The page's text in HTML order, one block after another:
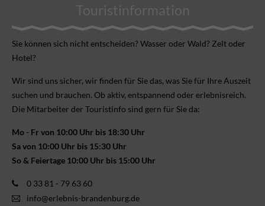
Touristinformation
Sie können sich nicht ent­scheiden? Wasser oder Wald? Zelt oder
Hotel?
Wir sind uns sicher, wir finden für Sie das, was Sie für Ihre Aus­zeit
suchen und brauchen. Ob aktiv, ent­spannend oder erlebnis­reich.
Die Mitarbeiter der Touristinfo sind gern für Sie da:
Mo - Fr von 10:00 Uhr bis 18:30 Uhr
Sa von 10:00 Uhr bis 15:30 Uhr
So & Feiertage 10:00 Uhr bis 15:00 Uhr
0 33 81 - 79 63 60
info@erlebnis-brandenburg.de